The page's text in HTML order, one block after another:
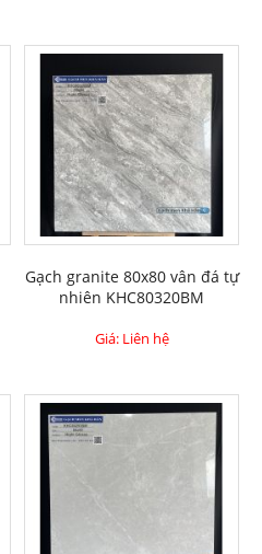
Gạch granite 80x80 vân đá tự
nhiên KHC80320BM
Giá: Liên hệ